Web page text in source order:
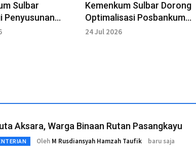
Sulbar
Penyusunan
dan
Kemenkum Sulbar Dorong
Optimalisasi Posbankum
dan Literasi Hukum di
24 Jul 2026
Aksara, Warga Binaan Rutan Pasangkayu
Oleh M Rusdiansyah Hamzah Taufik baru saja